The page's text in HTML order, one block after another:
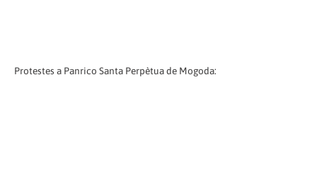
Protestes a Panrico Santa Perpètua de Mogoda: